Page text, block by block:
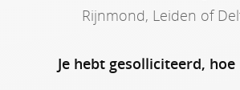
Rijnmond, Leiden of
Je hebt gesolliciteerd,